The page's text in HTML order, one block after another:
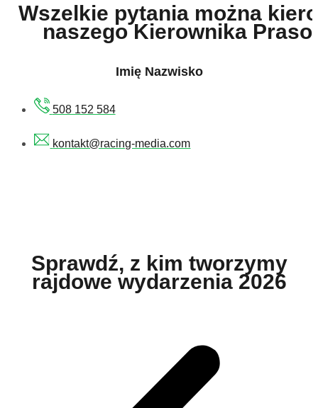
Wszelkie pytania można
naszego Kierownika
Imię Nazwisko
508 152 584
kontakt@racing-media.com
Sprawdź, z kim tworzymy
rajdowe wydarzenia 2026